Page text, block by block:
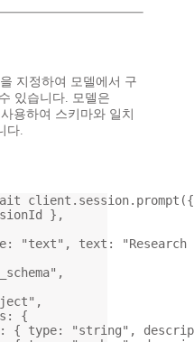
을 지정하여 모델에서 구
있습니다. 모델은
용하여 스키마와 일치
다.
client.session. prompt ({
},
"text" , text:
,
,
{
{ type:
"string" ,